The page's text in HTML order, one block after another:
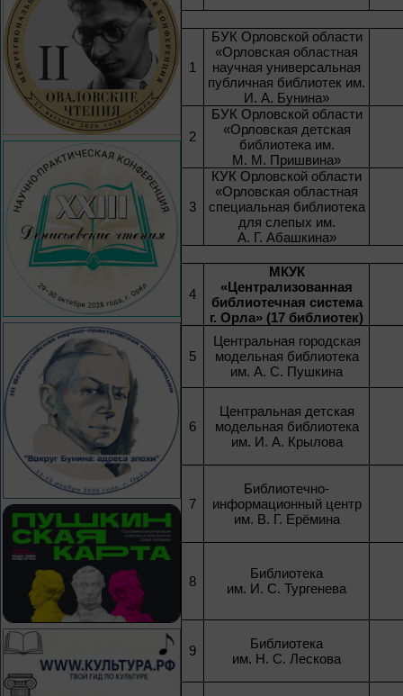
1
БУК Орловской области
«Орловская областная
научная универсальная
публичная библиотек им.
И. А. Бунина»
2
БУК Орловской области
«Орловская детская
библиотека им.
М. М. Пришвина»
3
КУК Орловской области
«Орловская областная
специальная библиотека
для слепых им.
А. Г. Абашкина»
4
МКУК
«Централизованная
библиотечная система
г. Орла» (17 библиотек)
5
Центральная городская
модельная библиотека
им. А. С. Пушкина
6
Центральная детская
модельная библиотека
им. И. А. Крылова
7
Библиотечно-
информационный центр
им. В. Г. Ерёмина
8
Библиотека
им. И. С. Тургенева
9
Библиотека
им. Н. С. Лескова